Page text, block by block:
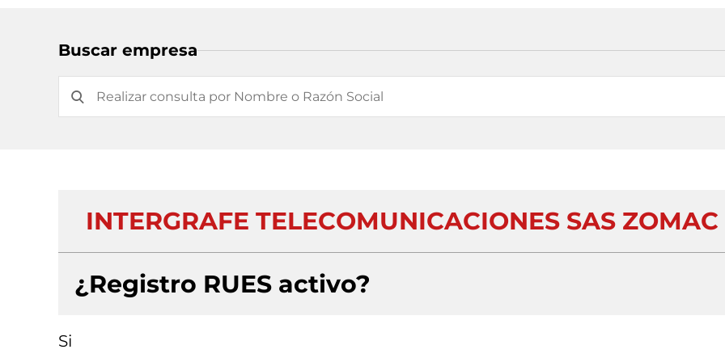
Buscar empresa
INTERGRAFE TELECOMUNICACIONES SAS ZOMAC
¿Registro RUES activo?
Si